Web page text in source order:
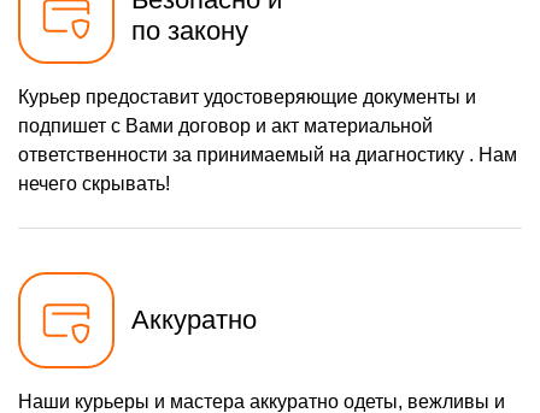
по закону
Курьер предоставит удостоверяющие документы и
подпишет с Вами договор и акт материальной
ответственности за принимаемый на диагностику . Нам
нечего скрывать!
Аккуратно
Наши курьеры и мастера аккуратно одеты, вежливы и